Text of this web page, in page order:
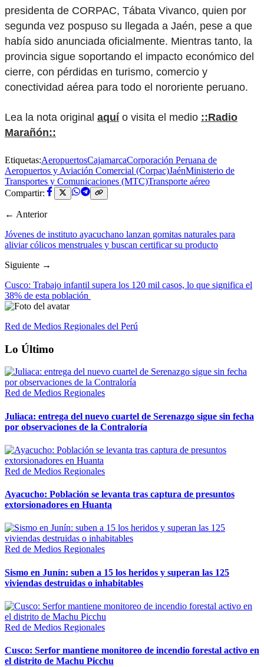
presidenta de CORPAC, Tábata Vivanco, quien por
segunda vez pospuso su llegada a Jaén, pese a que
había sido anunciada oficialmente. Mientras tanto, la
provincia sigue soportando el impacto económico del
cierre, con pérdidas en turismo, comercio y
conectividad aérea para todo el nororiente peruano.
Lea la nota original aquío visita el medio ::Radio
Marañón::
Etiquetas:AeropuertosCajamarcaCorporación Peruana de
Aeropuertos y Aviación Comercial (Corpac)JaénMinisterio de
Transportes y Comunicaciones (MTC)Transporte aéreo
Compartir:
← Anterior
Jóvenes de instituto ayacuchano lanzan gomitas naturales para
aliviar cólicos menstruales y buscan certificar su producto
Siguiente →
Cusco: Trabajo infantil supera los 120 mil casos, lo que significa el
38% de esta población
Red de Medios Regionales del Perú
Lo Último
Red de Medios Regionales
Juliaca: entrega del nuevo cuartel de Serenazgo sigue sin fecha
por observaciones de la Contraloría
Red de Medios Regionales
Ayacucho: Población se levanta tras captura de presuntos
extorsionadores en Huanta
Red de Medios Regionales
Sismo en Junín: suben a 15 los heridos y superan las 125
viviendas destruidas o inhabitables
Red de Medios Regionales
Cusco: Serfor mantiene monitoreo de incendio forestal activo en
el distrito de Machu Picchu